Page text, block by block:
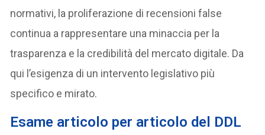
normativi, la proliferazione di recensioni false
continua a rappresentare una minaccia per la
trasparenza e la credibilità del mercato digitale. Da
qui l’esigenza di un intervento legislativo più
specifico e mirato.
Esame articolo per articolo del DDL